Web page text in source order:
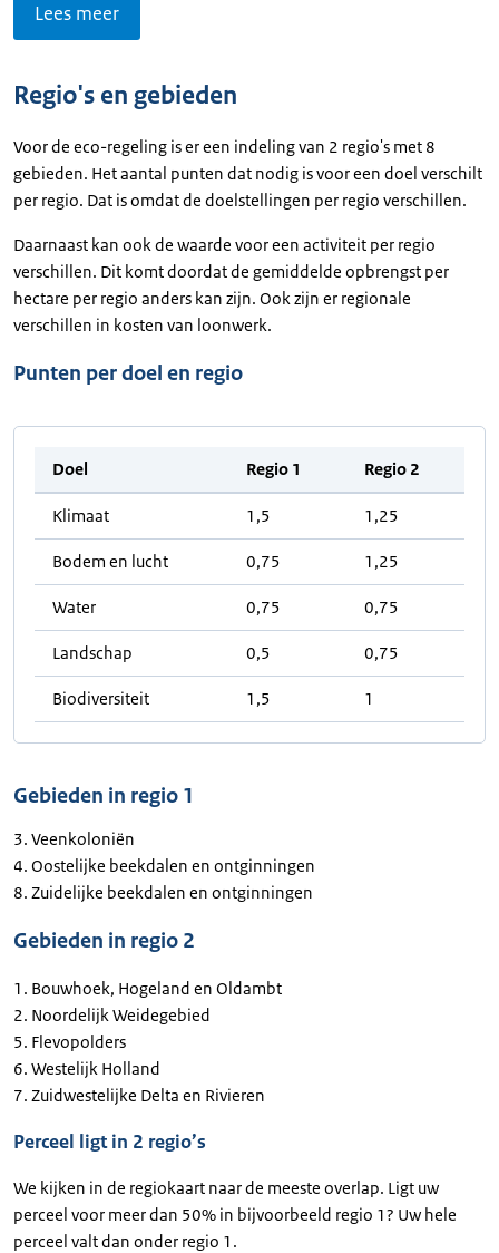
Lees meer
Regio's en gebieden
Voor de eco-regeling is er een indeling van 2 regio's met 8
gebieden. Het aantal punten dat nodig is voor een doel verschilt
per regio. Dat is omdat de doelstellingen per regio verschillen.
Daarnaast kan ook de waarde voor een activiteit per regio
verschillen. Dit komt doordat de gemiddelde opbrengst per
hectare per regio anders kan zijn. Ook zijn er regionale
verschillen in kosten van loonwerk.
Punten per doel en regio
Doel Regio 1 Regio 2
Klimaat 1,5 1,25
Bodem en lucht 0,75 1,25
Water 0,75 0,75
Landschap 0,5 0,75
Biodiversiteit 1,5 1
Gebieden in regio 1
3. Veenkoloniën
4. Oostelijke beekdalen en ontginningen
8. Zuidelijke beekdalen en ontginningen
Gebieden in regio 2
1. Bouwhoek, Hogeland en Oldambt
2. Noordelijk Weidegebied
5. Flevopolders
6. Westelijk Holland
7. Zuidwestelijke Delta en Rivieren
Perceel ligt in 2 regio’s
We kijken in de regiokaart naar de meeste overlap. Ligt uw
perceel voor meer dan 50% in bijvoorbeeld regio 1? Uw hele
perceel valt dan onder regio 1.